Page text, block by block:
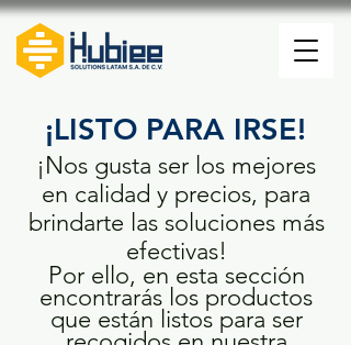
¡LISTO PARA IRSE!
¡Nos gusta ser los mejores
en calidad y precios, para
brindarte las soluciones más
efectivas!
Por ello, en esta sección
encontrarás los productos
que están listos para ser